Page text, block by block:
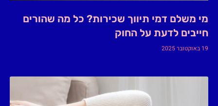
מי משלם דמי תיווך שכירות? כל מה שהורים
חייבים לדעת על החוק
19 באוקטובר 2025